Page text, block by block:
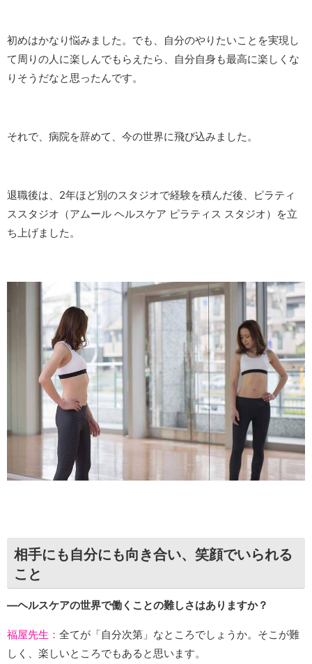
初めはかなり悩みました。でも、自分のやりたいことを実現し
て周りの人に楽しんでもらえたら、自分自身も最高に楽しくな
りそうだなと思ったんです。
それで、病院を辞めて、今の世界に飛び込みました。
退職後は、2年ほど別のスタジオで経験を積んだ後、ピラティ
ススタジオ（アムール ヘルスケア ピラティス スタジオ）を立
ち上げました。
相手にも自分にも向き合い、笑顔でいられる
こと
―ヘルスケアの世界で働くことの難しさはありますか？
福屋先生： 全てが「自分次第」なところでしょうか。そこが難
しく、楽しいところでもあると思います。